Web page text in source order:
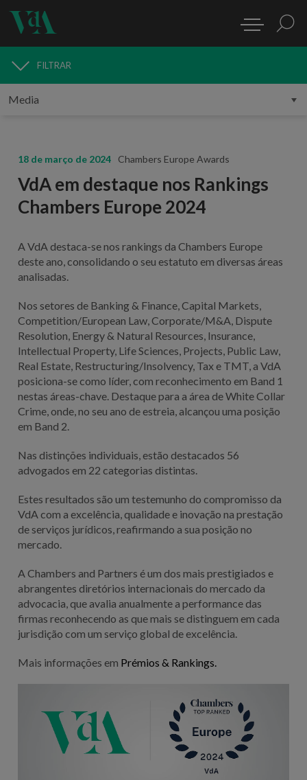
MEDIA
FILTRAR
18 de março de 2024 Chambers Europe Awards
VdA em destaque nos Rankings
Chambers Europe 2024
A VdA destaca-se nos rankings da Chambers Europe
deste ano, consolidando o seu estatuto em diversas áreas
analisadas.
Nos setores de Banking & Finance, Capital Markets,
Competition/European Law, Corporate/M&A, Dispute
Resolution, Energy & Natural Resources, Insurance,
Intellectual Property, Life Sciences, Projects, Public Law,
Real Estate, Restructuring/Insolvency, Tax e TMT, a VdA
posiciona-se como líder, com reconhecimento em Band 1
nestas áreas-chave. Destaque para a área de White Collar
Crime, onde, no seu ano de estreia, alcançou uma posição
em Band 2.
Nas distinções individuais, estão destacados 56
advogados em 22 categorias distintas.
Estes resultados são um testemunho do compromisso da
VdA com a excelência, qualidade e inovação na prestação
de serviços jurídicos, reafirmando a sua posição no
mercado.
A Chambers and Partners é um dos mais prestigiados e
abrangentes diretórios internacionais do mercado da
advocacia, que avalia anualmente a performance das
firmas reconhecendo as que mais se distinguem em cada
jurisdição com um serviço global de excelência.
Mais informações em Prémios & Rankings.